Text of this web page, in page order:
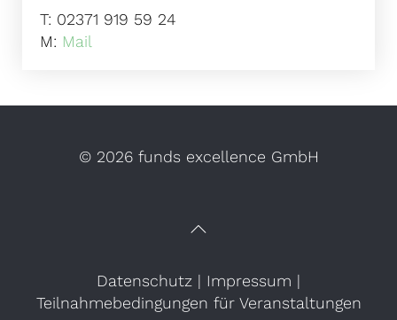
T: 02371 919 59 24
M: Mail
© 2026 funds excellence GmbH
Datenschutz | Impressum |
Teilnahmebedingungen für Veranstaltungen